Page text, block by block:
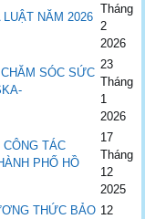
NĂM 2026
Tháng
2
2026
SÓC SỨC
23
Tháng
1
2026
TÁC
PHỐ HỒ
17
Tháng
12
2025
THỨC BẢO 12